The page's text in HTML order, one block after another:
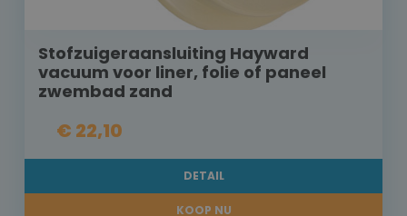
Stofzuigeraansluiting Hayward
vacuum voor liner, folie of paneel
zwembad zand
€ 22,10
DETAIL
KOOP NU